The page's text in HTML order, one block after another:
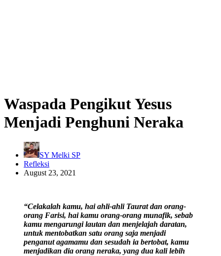
Waspada Pengikut Yesus
Menjadi Penghuni Neraka
SY Melki SP
Refleksi
August 23, 2021
“Celakalah kamu, hai ahli-ahli Taurat dan orang-
orang Farisi, hai kamu orang-orang munafik, sebab
kamu mengarungi lautan dan menjelajah daratan,
untuk mentobatkan satu orang saja menjadi
penganut agamamu dan sesudah ia bertobat, kamu
menjadikan dia orang neraka, yang dua kali lebih